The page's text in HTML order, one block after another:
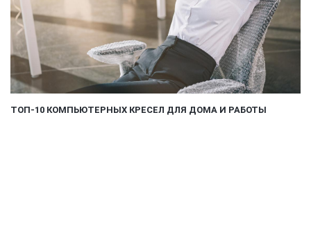
ТОП-10 КОМПЬЮТЕРНЫХ КРЕСЕЛ ДЛЯ ДОМА И РАБОТЫ